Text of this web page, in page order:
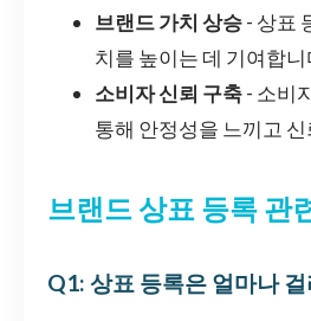
브랜드 가치 상승- 상표
치를 높이는 데 기여합니
소비자 신뢰 구축- 소비
통해 안정성을 느끼고
브랜드 상표 등록 관
Q1: 상표 등록은 얼마나